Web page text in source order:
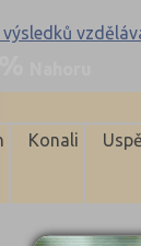
Konali